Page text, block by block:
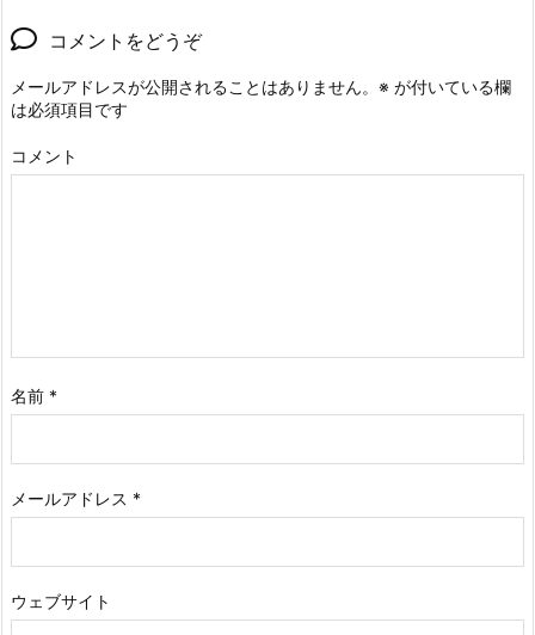
コメントをどうぞ
メールアドレスが公開されることはありません。 ※ が付いている欄
は必須項目です
コメント
名前 *
メールアドレス *
ウェブサイト